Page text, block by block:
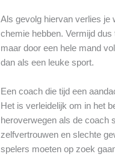
Als gevolg hiervan verlies je
chemie hebben. Vermijd
maar door een hele mand
dan als een leuke sport.
Een coach die tijd een
Het is verleidelijk om in het
heroverwegen als de coach
zelfvertrouwen en slechte
spelers moeten op zoek